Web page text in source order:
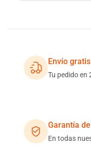
Envío
Tu pedido en
Garantía
En todas